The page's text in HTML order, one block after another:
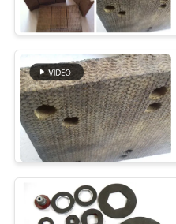
CONTACTEZ-
NOUS
DEMANDEZ
UNE
CITATION
PLAN